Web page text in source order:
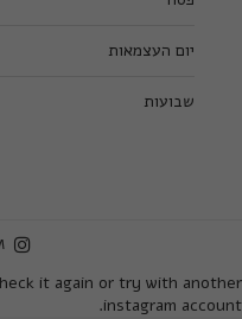
יום העצמאות
שבועות
it again or try with another
instagram account.